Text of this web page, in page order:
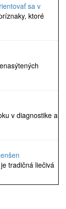
sa v
ktoré
v diagnostike a
tradičná liečivá